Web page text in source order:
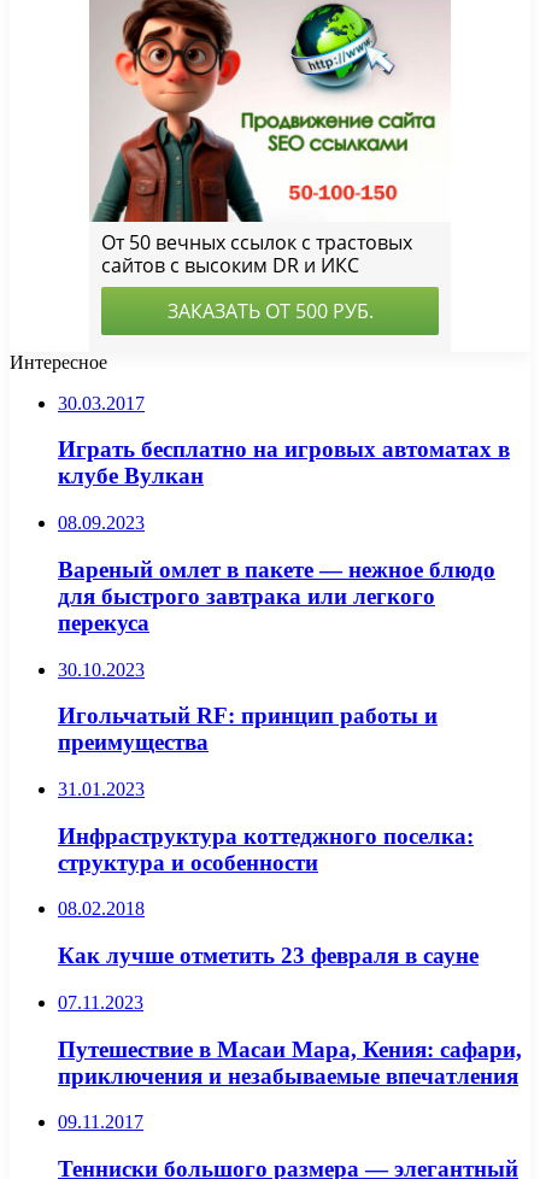
Интересное
30.03.2017
Играть бесплатно на игровых автоматах в
клубе Вулкан
08.09.2023
Вареный омлет в пакете — нежное блюдо
для быстрого завтрака или легкого
перекуса
30.10.2023
Игольчатый RF: принцип работы и
преимущества
31.01.2023
Инфраструктура коттеджного поселка:
структура и особенности
08.02.2018
Как лучше отметить 23 февраля в сауне
07.11.2023
Путешествие в Масаи Мара, Кения: сафари,
приключения и незабываемые впечатления
09.11.2017
Тенниски большого размера — элегантный